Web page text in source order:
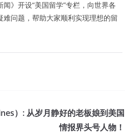
》开设“美国留学”专栏，向世界各
问题，帮助大家顺利实现理想的留
）: 从岁月静好的老板娘到美国
情报界头号人物！